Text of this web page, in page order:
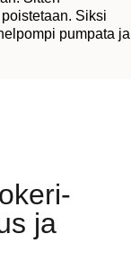
Siksi
pumpata ja
ja